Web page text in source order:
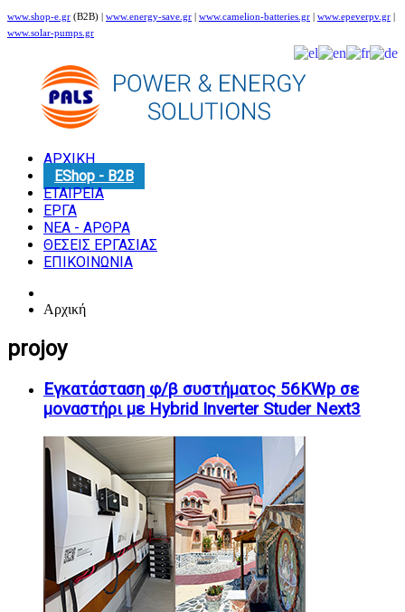
www.shop-e.gr (B2B) | www.energy-save.gr www.camelion-batteries.gr www.epeverpv.gr
www.solar-pumps.gr
ΑΡΧΙΚΗ
EShop - B2B
ΕΤΑΙΡΕΙΑ
ΕΡΓΑ
ΝΕΑ - ΑΡΘΡΑ
ΘΕΣΕΙΣ ΕΡΓΑΣΙΑΣ
ΕΠΙΚΟΙΝΩΝΙΑ
Αρχική
projoy
Εγκατάσταση φ/β συστήματος 56KWp σε
μοναστήρι με Hybrid Inverter Studer Next3